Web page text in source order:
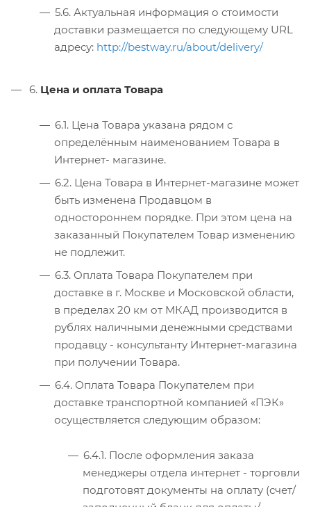
5.6. Актуальная информация о стоимости
доставки размещается по следующему URL
адресу: http://bestway.ru/about/delivery/
6. Цена и оплата Товара
6.1. Цена Товара указана рядом с
определённым наименованием Товара в
Интернет- магазине.
6.2. Цена Товара в Интернет-магазине может
быть изменена Продавцом в
одностороннем порядке. При этом цена на
заказанный Покупателем Товар изменению
не подлежит.
6.3. Оплата Товара Покупателем при
доставке в г. Москве и Московской области,
в пределах 20 км от МКАД производится в
рублях наличными денежными средствами
продавцу - консультанту Интернет-магазина
при получении Товара.
6.4. Оплата Товара Покупателем при
доставке транспортной компанией «ПЭК»
осуществляется следующим образом:
6.4.1. После оформления заказа
менеджеры отдела интернет - торговли
подготовят документы на оплату (счет/